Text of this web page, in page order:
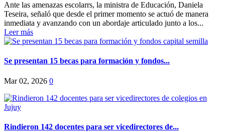
Ante las amenazas escolarrs, la ministra de Educación, Daniela
Teseira, señaló que desde el primer momento se actuó de manera
inmediata y avanzando con un abordaje articulado junto a los...
Leer más
Se presentan 15 becas para formación y fondos...
Mar 02, 2026 0
Rindieron 142 docentes para ser vicedirectores de...